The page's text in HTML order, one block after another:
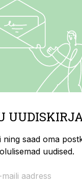
ning saad oma
olulisemad uudised.